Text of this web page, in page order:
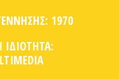
1970
ΙΔΙΟΤΗΤΑ: